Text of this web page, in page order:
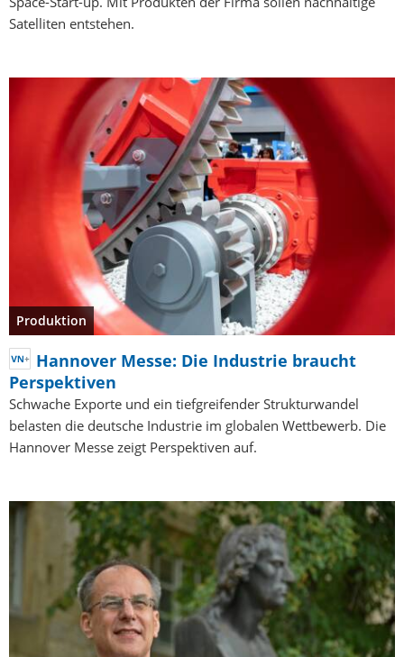
Satelliten entstehen.
Produktion
Hannover Messe: Die Industrie braucht
Perspektiven
Schwache Exporte und ein tiefgreifender Strukturwandel
belasten die deutsche Industrie im globalen Wettbewerb. Die
Hannover Messe zeigt Perspektiven auf.